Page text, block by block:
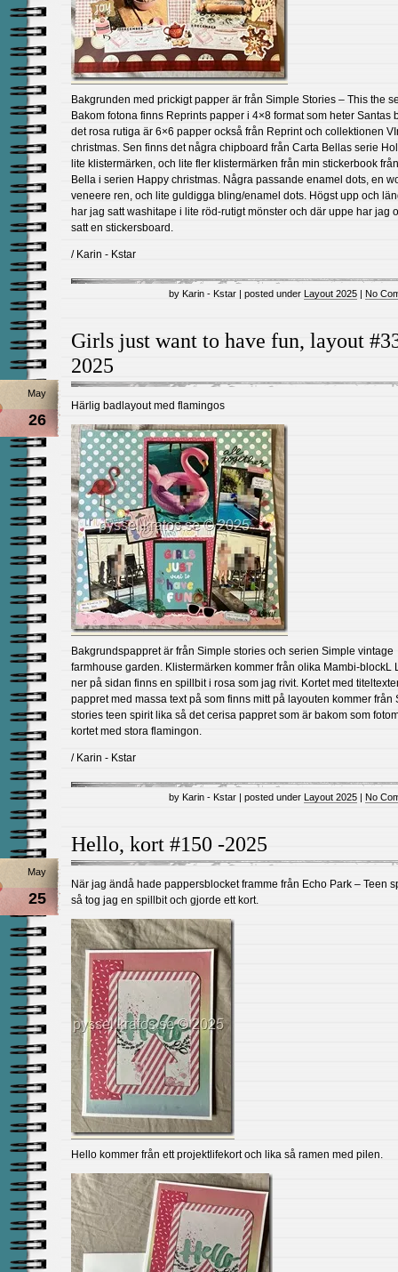
Bakgrunden med prickigt papper är från Simple Stories – This the
Bakom fotona finns Reprints papper i 4×8 format som heter Santas
det rosa rutiga är 6×6 papper också från Reprint och collektionen
christmas. Sen finns det några chipboard från Carta Bellas serie
lite klistermärken, och lite fler klistermärken från min stickerbook
Bella i serien Happy christmas. Några passande enamel dots, en
veneere ren, och lite guldigga bling/enamel dots. Högst upp och
har jag satt washitape i lite röd-rutigt mönster och där uppe har jag
satt en stickersboard.
/ Karin - Kstar
by Karin - Kstar | posted under Layout 2025 | No
Girls just want to have fun, layout
2025
May
26
Härlig badlayout med flamingos
Bakgrundspappret är från Simple stories och serien Simple vintage
farmhouse garden. Klistermärken kommer från olika Mambi-blockL
ner på sidan finns en spillbit i rosa som jag rivit. Kortet med
pappret med massa text på som finns mitt på layouten kommer från
stories teen spirit lika så det cerisa pappret som är bakom som
kortet med stora flamingon.
/ Karin - Kstar
by Karin - Kstar | posted under Layout 2025 | No
Hello, kort #150 -2025
May
25
När jag ändå hade pappersblocket framme från Echo Park – Teen
så tog jag en spillbit och gjorde ett kort.
Hello kommer från ett projektlifekort och lika så ramen med pilen.